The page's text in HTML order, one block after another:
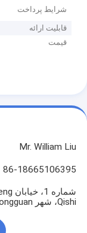
شرایط پرداخت
قابلیت ارائه
قیمت
Mr. William Liu
86-18665106395
Qishi، شهر Dongguan، استان گوانگدونگ